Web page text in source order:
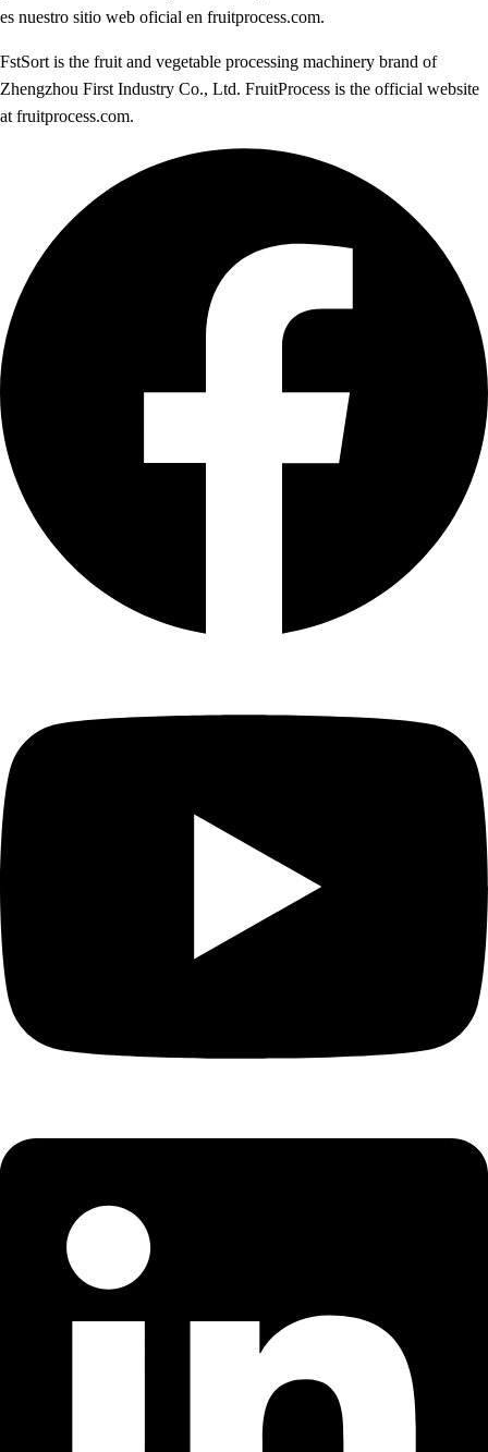
es nuestro sitio web oficial en fruitprocess.com.
FstSort is the fruit and vegetable processing machinery brand of
Zhengzhou First Industry Co., Ltd. FruitProcess is the official website
at fruitprocess.com.